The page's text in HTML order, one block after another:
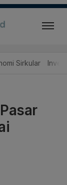
Sirkular